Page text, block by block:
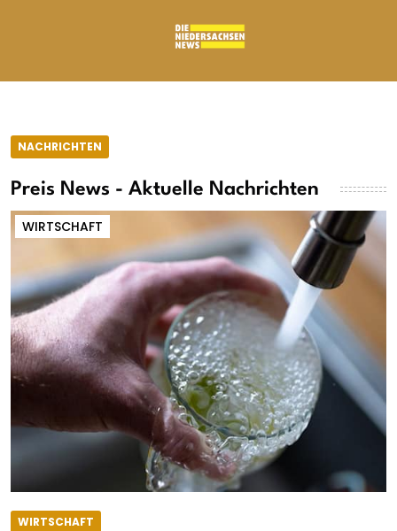
NACHRICHTEN
Preis News - Aktuelle Nachrichten
WIRTSCHAFT
WIRTSCHAFT